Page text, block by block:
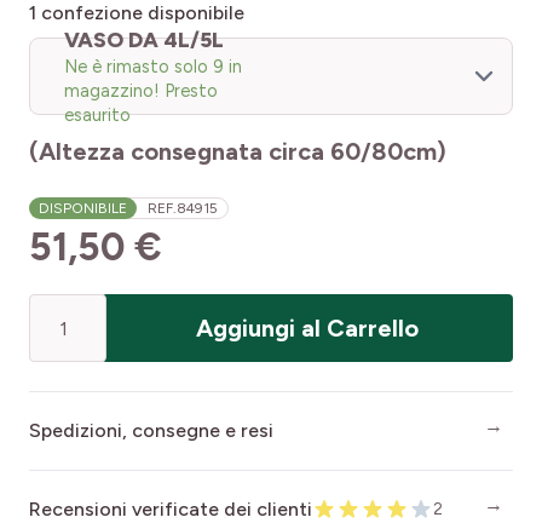
1 confezione disponibile
VASO DA 4L/5L
Ne è rimasto solo 9 in
magazzino! Presto
esaurito
(Altezza consegnata circa 60/80cm)
DISPONIBILE REF.84915
51,50 €
Aggiungi al Carrello
Spedizioni, consegne e resi
Recensioni verificate dei clienti 2